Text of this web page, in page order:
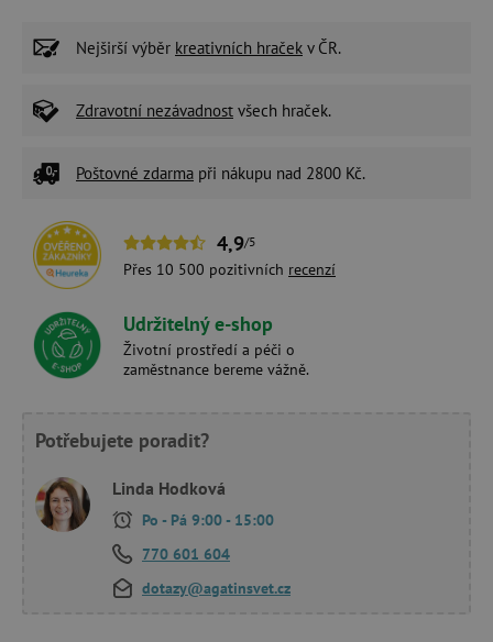
Nejširší výběr kreativních hraček v ČR.
Zdravotní nezávadnost všech hraček.
Poštovné zdarma při nákupu nad 2800 Kč.
4,9/5
Přes 10 500 pozitivních recenzí
Udržitelný e-shop
Životní prostředí a péči o
zaměstnance bereme vážně.
Potřebujete poradit?
Linda Hodková
Po - Pá 9:00 - 15:00
770 601 604
dotazy@agatinsvet.cz